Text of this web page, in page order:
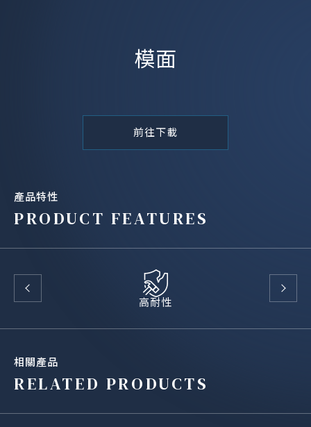
模面
前往下載
產品特性
PRODUCT FEATURES
高耐性
相關產品
RELATED PRODUCTS